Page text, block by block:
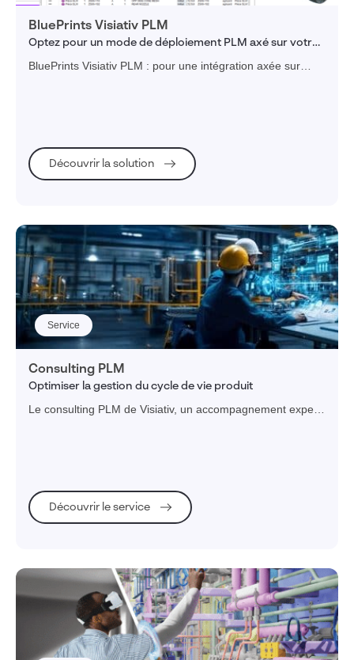
Marques, Enseignes & Distribution
Biens de consommation
BTP
Énergie, Chimie & Environnement
Collectivités & Administrations publiques
Éducation, Enseignement & Recherche
Habitat social
Hôpitaux
Transports & Mobilité
Ferroviaire
Enseignement & Recherche
Catégories
Actualités de nos offres
News
BluePrints Visiativ PLM
Optez pour un mode de déploiement PLM axé sur votre
périmètre métier
BluePrints Visiativ PLM : pour une intégration axée sur
Découvrir la solution
Service
Consulting PLM
Optimiser la gestion du cycle de vie produit
Le consulting PLM de Visiativ, un accompagnement expert
Découvrir le service